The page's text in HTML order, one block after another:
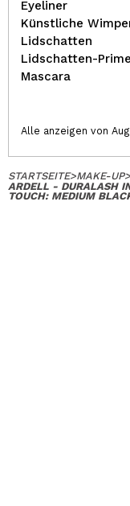
Eyeliner
Künstliche
Lidschatten
Lidschatten-
Mascara
Alle anzeigen von
STARTSEITE>MAKE-UP>
ARDELL - DURALASH
TOUCH: MEDIUM